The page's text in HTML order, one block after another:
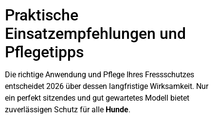
Praktische
Einsatzempfehlungen und
Pflegetipps
Die richtige Anwendung und Pflege Ihres Fressschutzes
entscheidet 2026 über dessen langfristige Wirksamkeit. Nur
ein perfekt sitzendes und gut gewartetes Modell bietet
zuverlässigen Schutz für alle Hunde.